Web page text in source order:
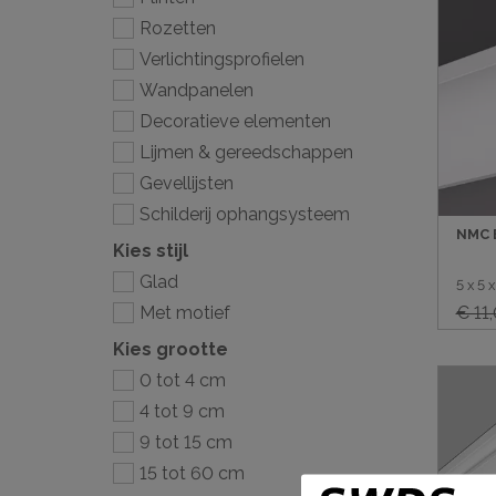
Rozetten
Verlichtingsprofielen
Wandpanelen
Decoratieve elementen
Lijmen & gereedschappen
Gevellijsten
Schilderij ophangsysteem
Kies stijl
Glad
Met motief
Kies grootte
0 tot 4 cm
4 tot 9 cm
9 tot 15 cm
15 tot 60 cm
5 x 5
€